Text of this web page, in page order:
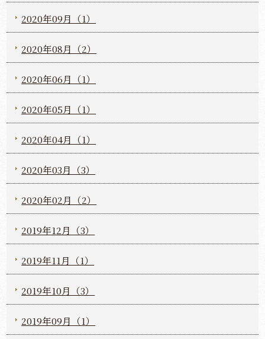
2020年09月（1）
2020年08月（2）
2020年06月（1）
2020年05月（1）
2020年04月（1）
2020年03月（3）
2020年02月（2）
2019年12月（3）
2019年11月（1）
2019年10月（3）
2019年09月（1）